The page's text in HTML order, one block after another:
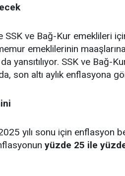
ve Bağ-Kur emeklileri
emeklilerinin
yansıtılıyor. SSK ve Bağ-
son altı aylık enflasyona
yılı sonu için enflasyon
yüzde 25 ile